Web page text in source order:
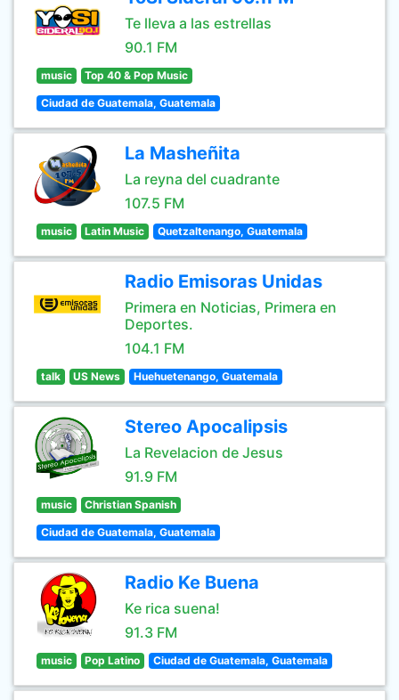
Te lleva a las estrellas
90.1 FM
music Top 40 & Pop Music
Ciudad de Guatemala, Guatemala
La Masheñita
La reyna del cuadrante
107.5 FM
music Latin Music Quetzaltenango, Guatemala
Radio Emisoras Unidas
Primera en Noticias, Primera en
Deportes.
104.1 FM
talk US News Huehuetenango, Guatemala
Stereo Apocalipsis
La Revelacion de Jesus
91.9 FM
music Christian Spanish
Ciudad de Guatemala, Guatemala
Radio Ke Buena
Ke rica suena!
91.3 FM
music Pop Latino Ciudad de Guatemala, Guatemala